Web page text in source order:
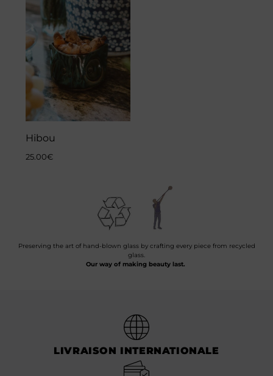
Hibou
25.00€
Preserving the art of hand-blown glass by crafting every piece from recycled
glass.
Our way of making beauty last.
LIVRAISON INTERNATIONALE